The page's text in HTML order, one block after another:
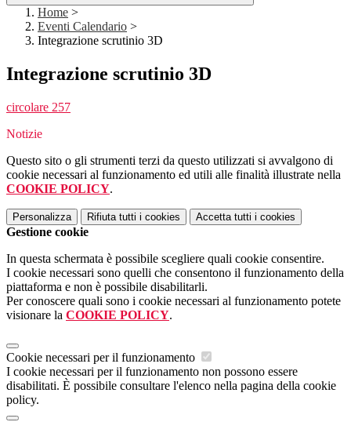
Home >
Eventi Calendario >
Integrazione scrutinio 3D
Integrazione scrutinio 3D
circolare 257
Notizie
Questo sito o gli strumenti terzi da questo utilizzati si avvalgono di
cookie necessari al funzionamento ed utili alle finalità illustrate nella
COOKIE POLICY.
Personalizza Rifiuta tutti i cookies Accetta tutti i cookies
Gestione cookie
In questa schermata è possibile scegliere quali cookie consentire.
I cookie necessari sono quelli che consentono il funzionamento della
piattaforma e non è possibile disabilitarli.
Per conoscere quali sono i cookie necessari al funzionamento potete
visionare la COOKIE POLICY.
Cookie necessari per il funzionamento
I cookie necessari per il funzionamento non possono essere
disabilitati. È possibile consultare l'elenco nella pagina della cookie
policy.